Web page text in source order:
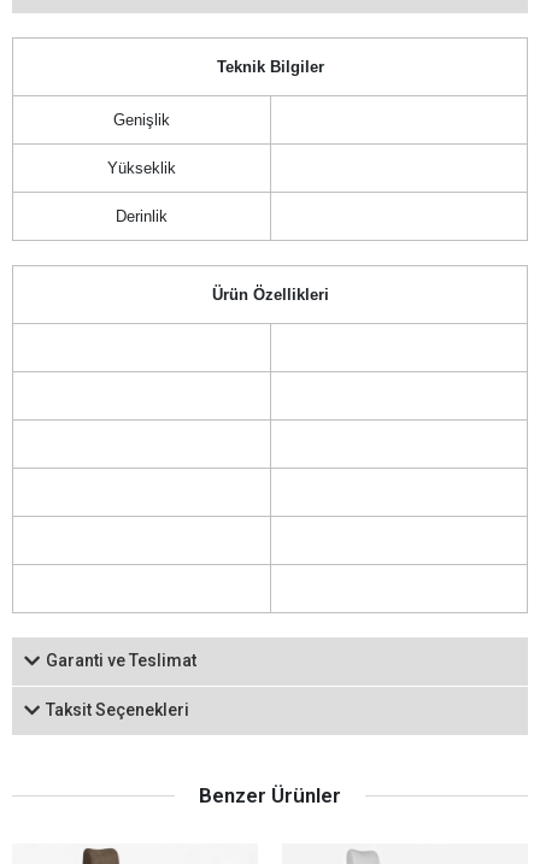
Teknik Bilgiler
Genişlik
Yükseklik
Derinlik
Ürün Özellikleri
Garanti ve Teslimat
Taksit Seçenekleri
Benzer Ürünler